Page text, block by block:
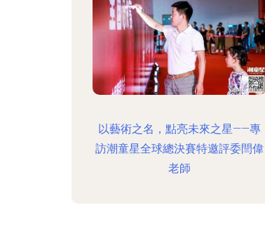
以藝術之名，點亮未來之星——專
訪潮童星全球總決賽特邀評委閆偉
老師